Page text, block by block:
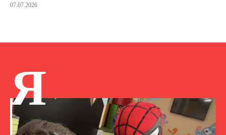
07.07.2026
Я